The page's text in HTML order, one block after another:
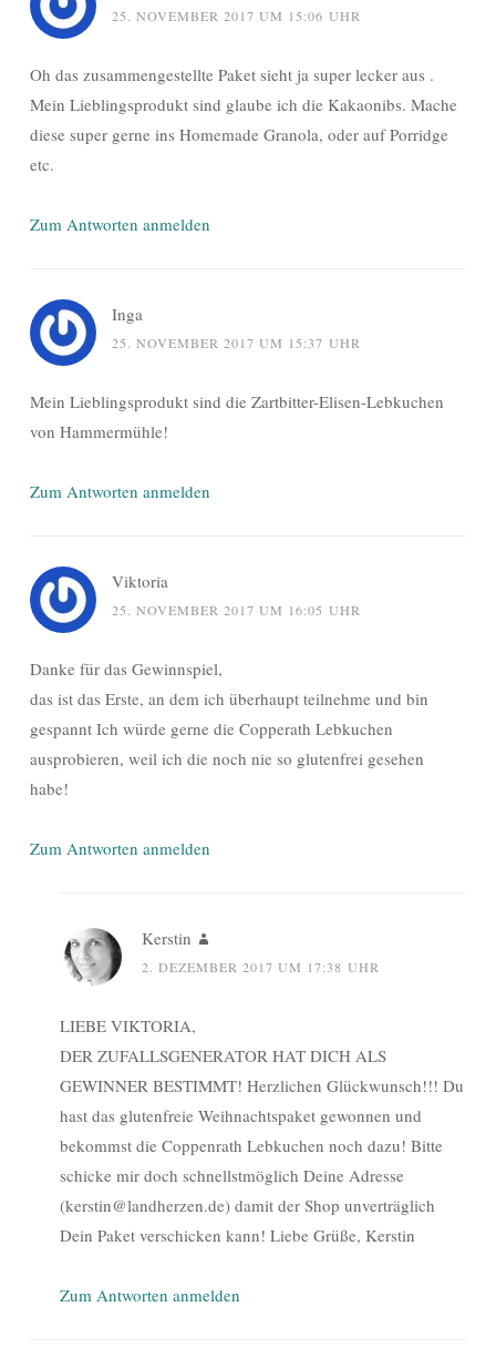
25. NOVEMBER 2017 UM 15:06 UHR
Oh das zusammengestellte Paket sieht ja super lecker aus .
Mein Lieblingsprodukt sind glaube ich die Kakaonibs. Mache
diese super gerne ins Homemade Granola, oder auf Porridge
etc.
Zum Antworten anmelden
Inga
25. NOVEMBER 2017 UM 15:37 UHR
Mein Lieblingsprodukt sind die Zartbitter-Elisen-Lebkuchen
von Hammermühle!
Zum Antworten anmelden
Viktoria
25. NOVEMBER 2017 UM 16:05 UHR
Danke für das Gewinnspiel,
das ist das Erste, an dem ich überhaupt teilnehme und bin
gespannt Ich würde gerne die Copperath Lebkuchen
ausprobieren, weil ich die noch nie so glutenfrei gesehen
habe!
Zum Antworten anmelden
Kerstin
2. DEZEMBER 2017 UM 17:38 UHR
LIEBE VIKTORIA,
DER ZUFALLSGENERATOR HAT DICH ALS
GEWINNER BESTIMMT! Herzlichen Glückwunsch!!! Du
hast das glutenfreie Weihnachtspaket gewonnen und
bekommst die Coppenrath Lebkuchen noch dazu! Bitte
schicke mir doch schnellstmöglich Deine Adresse
(kerstin@landherzen.de) damit der Shop unverträglich
Dein Paket verschicken kann! Liebe Grüße, Kerstin
Zum Antworten anmelden